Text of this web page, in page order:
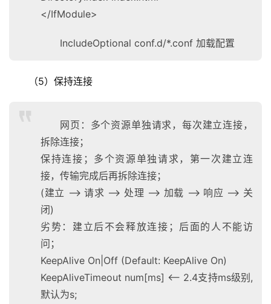
</IfModule>
IncludeOptional conf.d/*.conf 加载配置
（5）保持连接
网页：多个资源单独请求，每次建立连接，
拆除连接；
保持连接；多个资源单独请求，第一次建立连
接，传输完成后再拆除连接；
(建立 –> 请求 –> 处理 –> 加载 –> 响应 –> 关
闭)
劣势：建立后不会释放连接；后面的人不能访
问；
KeepAlive On|Off (Default: KeepAlive On)
KeepAliveTimeout num[ms] <– 2.4支持ms级别,
默认为s;